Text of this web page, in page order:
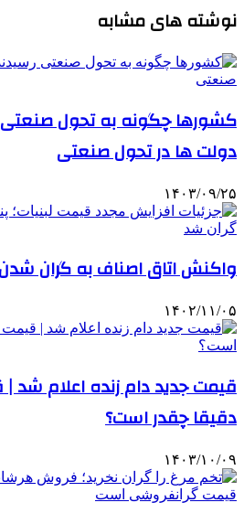
نوشته های مشابه
کشورها چگونه به تحول
دولت‌ ها در تحول صنعتی
۱۴۰۳/۰۹/۲۵
واکنش اتاق اصناف به گران شدن
۱۴۰۲/۱۱/۰۵
قیمت جدید دام‌ زنده اعلام
دقیقا چقدر است؟
۱۴۰۳/۱۰/۰۹